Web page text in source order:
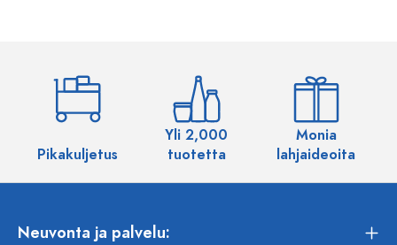
Pikakuljetus
Yli 2,000
tuotetta
Monia
lahjaideoita
Neuvonta ja palvelu: